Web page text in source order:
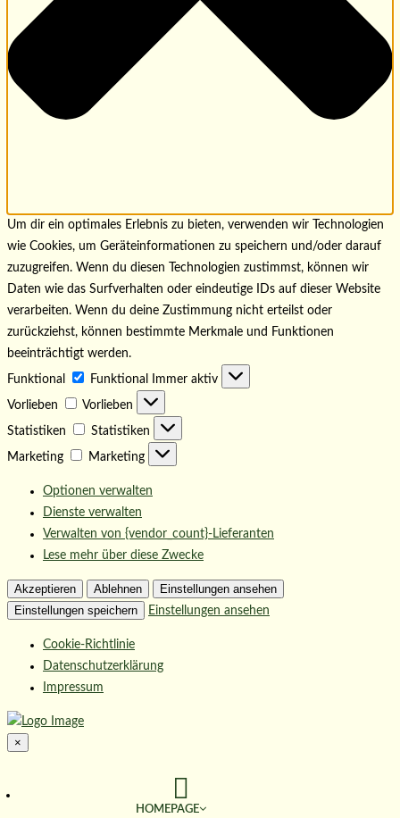
Um dir ein optimales Erlebnis zu bieten, verwenden wir Technologien
wie Cookies, um Geräteinformationen zu speichern und/oder darauf
zuzugreifen. Wenn du diesen Technologien zustimmst, können wir
Daten wie das Surfverhalten oder eindeutige IDs auf dieser Website
verarbeiten. Wenn du deine Zustimmung nicht erteilst oder
zurückziehst, können bestimmte Merkmale und Funktionen
beeinträchtigt werden.
Funktional Funktional Immer aktiv
Vorlieben Vorlieben
Statistiken Statistiken
Marketing Marketing
Optionen verwalten
Dienste verwalten
Verwalten von {vendor_count}-Lieferanten
Lese mehr über diese Zwecke
Akzeptieren Ablehnen
Einstellungen ansehen
Einstellungen speichern
Einstellungen ansehen
Cookie-Richtlinie
Datenschutzerklärung
Impressum
×
HOMEPAGE